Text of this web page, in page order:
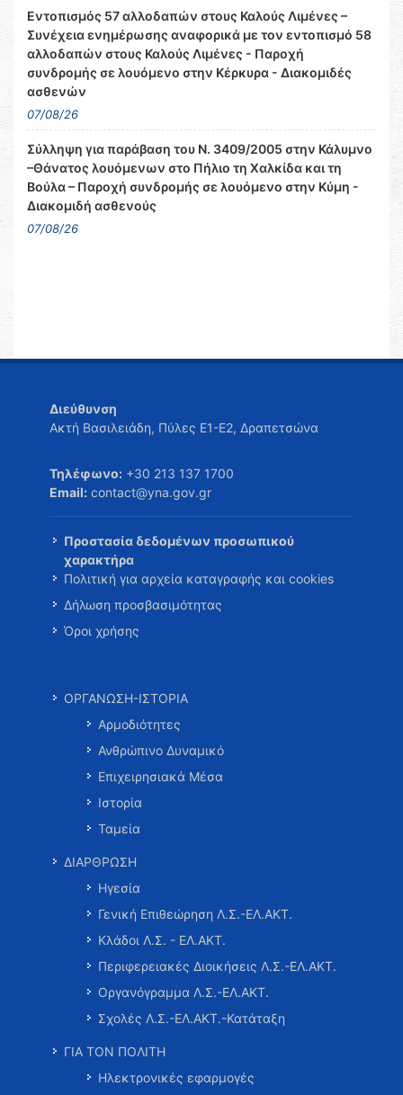
Εντοπισμός 57 αλλοδαπών στους Καλούς Λιμένες –
Συνέχεια ενημέρωσης αναφορικά με τον εντοπισμό 58
αλλοδαπών στους Καλούς Λιμένες - Παροχή
συνδρομής σε λουόμενο στην Κέρκυρα - Διακομιδές
ασθενών
07/08/26
Σύλληψη για παράβαση του Ν. 3409/2005 στην Κάλυμνο
–Θάνατος λουόμενων στο Πήλιο τη Χαλκίδα και τη
Βούλα – Παροχή συνδρομής σε λουόμενο στην Κύμη -
Διακομιδή ασθενούς
07/08/26
Διεύθυνση
Ακτή Βασιλειάδη, Πύλες Ε1-Ε2, Δραπετσώνα
Τηλέφωνο: +30 213 137 1700
Email: contact@yna.gov.gr
Προστασία δεδομένων προσωπικού
χαρακτήρα
Πολιτική για αρχεία καταγραφής και cookies
Δήλωση προσβασιμότητας
Όροι χρήσης
ΟΡΓΑΝΩΣΗ-ΙΣΤΟΡΙΑ
Αρμοδιότητες
Ανθρώπινο Δυναμικό
Επιχειρησιακά Μέσα
Ιστορία
Ταμεία
ΔΙΑΡΘΡΩΣΗ
Ηγεσία
Γενική Επιθεώρηση Λ.Σ.-ΕΛ.ΑΚΤ.
Κλάδοι Λ.Σ. - ΕΛ.ΑΚΤ.
Περιφερειακές Διοικήσεις Λ.Σ.-ΕΛ.ΑΚΤ.
Οργανόγραμμα Λ.Σ.-ΕΛ.ΑΚΤ.
Σχολές Λ.Σ.-ΕΛ.ΑΚΤ.-Κατάταξη
ΓΙΑ ΤΟΝ ΠΟΛΙΤΗ
Ηλεκτρονικές εφαρμογές